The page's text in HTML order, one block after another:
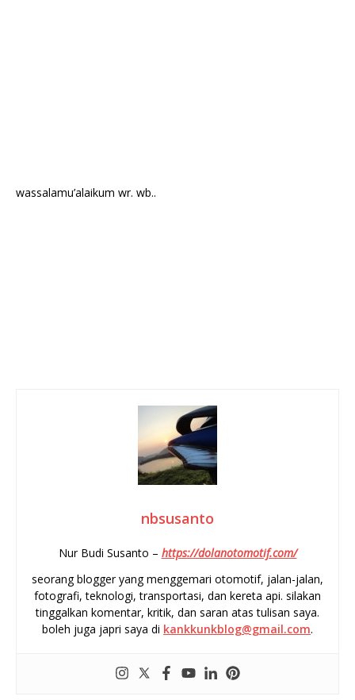
wassalamu’alaikum wr. wb..
nbsusanto
Nur Budi Susanto – https://dolanotomotif.com/
seorang blogger yang menggemari otomotif, jalan-jalan,
fotografi, teknologi, transportasi, dan kereta api. silakan
tinggalkan komentar, kritik, dan saran atas tulisan saya.
boleh juga japri saya di kankkunkblog@gmail.com.